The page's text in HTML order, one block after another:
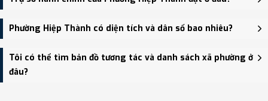
Nhà Mát, Xã Vĩnh Trạch Đông, Xã Hiệp Thành.
Trụ sở hành chính mới của Phường Hiệp Thành đặt tại đang cập
nhật - trung tâm khu vực thuận tiện giao thông.
Phường Hiệp Thành có diện tích và dân số bao nhiêu?
Phường Hiệp Thành có Diện tích: 29.05 km², Dân số: 11,864 người,
Mật độ dân số: Khoảng 408.40 người/km²
Tôi có thể tìm bản đồ tương tác và danh sách xã phường ở
đâu?